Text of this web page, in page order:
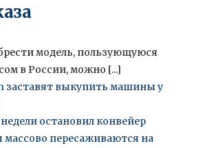
модель, пользующуюся
в России, можно [...]
заставят выкупить машины у
остановил конвейер
пересаживаются на